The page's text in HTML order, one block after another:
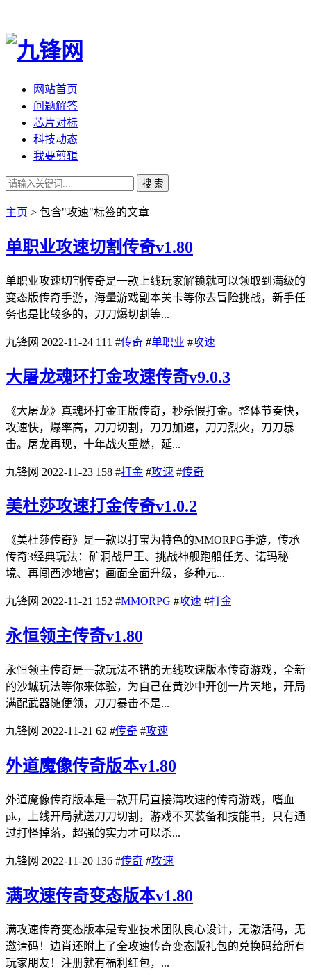
网站首页
问题解答
芯片对标
科技动态
我要剪辑
搜 索
主页 > 包含"攻速"标签的文章
单职业攻速切割传奇v1.80
单职业攻速切割传奇是一款上线玩家解锁就可以领取到满级的
变态版传奇手游，海量游戏副本关卡等你去冒险挑战，新手任
务也是比较多的，刀刀爆切割等...
九锋网 2022-11-24 111 #传奇 #单职业 #攻速
大屠龙魂环打金攻速传奇v9.0.3
《大屠龙》真魂环打金正版传奇，秒杀假打金。整体节奏快，
攻速快，爆率高，刀刀切割，刀刀加速，刀刀烈火，刀刀暴
击。屠龙再现，十年战火重燃，延...
九锋网 2022-11-23 158 #打金 #攻速 #传奇
美杜莎攻速打金传奇v1.0.2
《美杜莎传奇》是一款以打宝为特色的MMORPG手游，传承
传奇3经典玩法：矿洞战尸王、挑战神舰跑船任务、诺玛秘
境、再闯西沙地宫；画面全面升级，多种元...
九锋网 2022-11-21 152 #MMORPG #攻速 #打金
永恒领主传奇v1.80
永恒领主传奇是一款玩法不错的无线攻速版本传奇游戏，全新
的沙城玩法等你来体验，为自己在黄沙中开创一片天地，开局
满配武器随便领，刀刀暴击不是...
九锋网 2022-11-21 62 #传奇 #攻速
外道魔像传奇版本v1.80
外道魔像传奇版本是一款开局直接满攻速的传奇游戏，嗜血
pk，上线开局就送刀刀切割，游戏不买装备和技能书，只有通
过打怪掉落，超强的实力才可以杀...
九锋网 2022-11-20 136 #传奇 #攻速
满攻速传奇变态版本v1.80
满攻速传奇变态版本是专业技术团队良心设计，无激活码，无
邀请码！边肖还附上了全攻速传奇变态版礼包的兑换码给所有
玩家朋友！注册就有福利红包，...